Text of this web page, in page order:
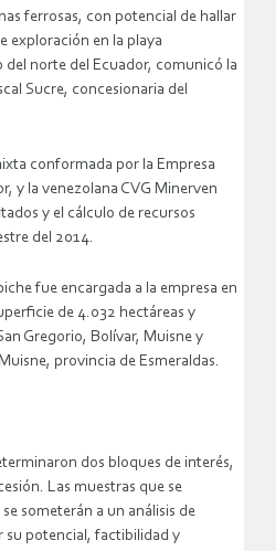
ferrosas, con potencial de hallar
exploración en la playa
norte del Ecuador, comunicó la
Sucre, concesionaria del
conformada por la Empresa
y la venezolana CVG Minerven
y el cálculo de recursos
del 2014.
fue encargada a la empresa en
de 4.032 hectáreas y
Gregorio, Bolívar, Muisne y
provincia de Esmeraldas.
dos bloques de interés,
Las muestras que se
someterán a un análisis de
su potencial, factibilidad y